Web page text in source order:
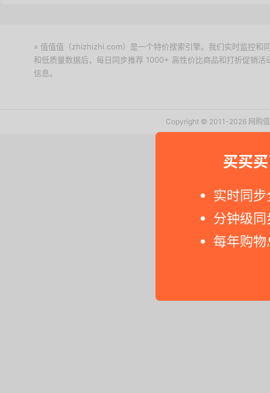
买买
实时同
分钟级
每年购
» 值值值（zhizhizhi.com）是一个特价搜索引擎。我们实时监控和
和低质量数据后，每日同步推荐 1000+ 高性价比商品和打折促销
信息。
Copyright © 2011-2026 网购